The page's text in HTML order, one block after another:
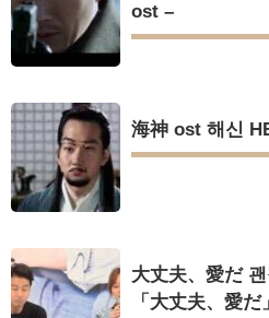
ost –
海神 ost 해신
大丈夫、愛だ
「大丈夫、愛